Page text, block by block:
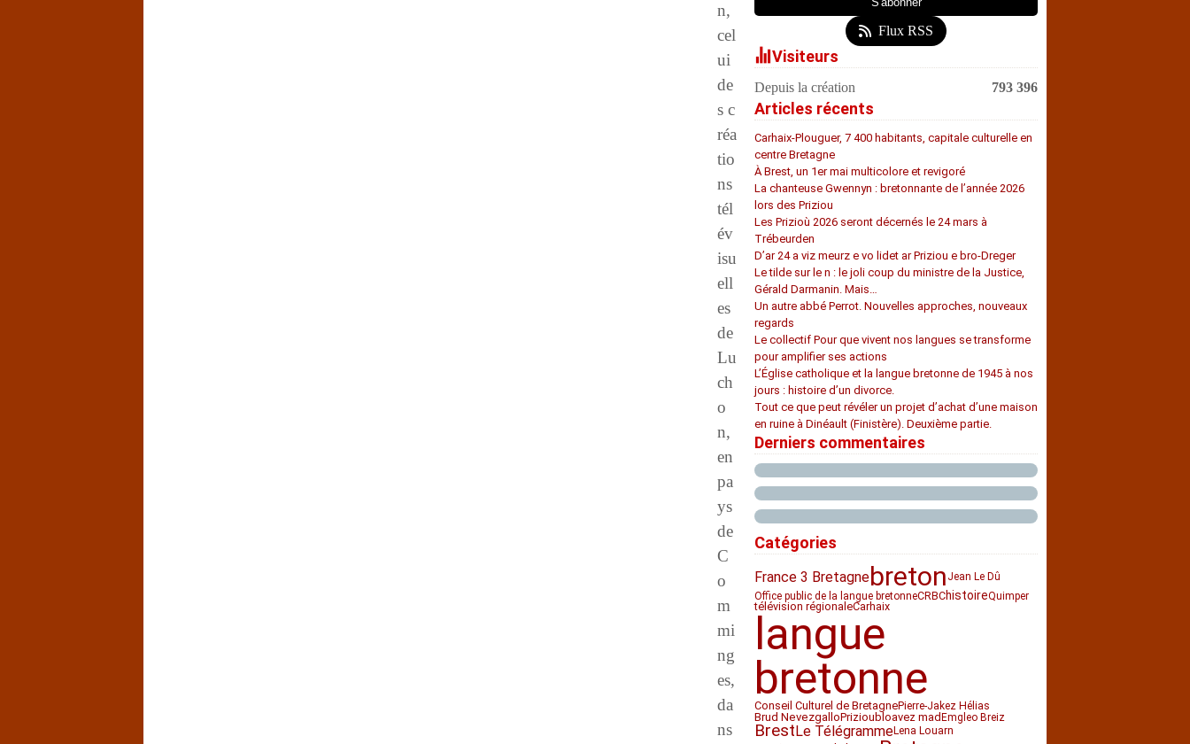
n,
cel
ui
de
s c
réa
tio
ns
tél
év
isu
ell
es
de
Lu
ch
o
n,
en
pa
ys
de
C
o
m
mi
ng
es,
da
ns
Flux RSS
Visiteurs
Depuis la création 793 396
Articles récents
Carhaix-Plouguer, 7 400 habitants, capitale culturelle en
centre Bretagne
À Brest, un 1er mai multicolore et revigoré
La chanteuse Gwennyn : bretonnante de l’année 2026
lors des Priziou
Les Prizioù 2026 seront décernés le 24 mars à
Trébeurden
D’ar 24 a viz meurz e vo lidet ar Priziou e bro-Dreger
Le tilde sur le n : le joli coup du ministre de la Justice,
Gérald Darmanin. Mais…
Un autre abbé Perrot. Nouvelles approches, nouveaux
regards
Le collectif Pour que vivent nos langues se transforme
pour amplifier ses actions
L’Église catholique et la langue bretonne de 1945 à nos
jours : histoire d’un divorce.
Tout ce que peut révéler un projet d’achat d’une maison
en ruine à Dinéault (Finistère). Deuxième partie.
Derniers commentaires
Catégories
France 3 Bretagnebreton Jean Le Dû
Office public de la langue bretonneCRBChistoireQuimper
télévision régionaleCarhaix
langue
bretonne
Conseil Culturel de BretagnePierre-Jakez Hélias
Brud NevezgalloPrizioubloavez madEmgleo Breiz
BrestLe TélégrammeLena Louarn